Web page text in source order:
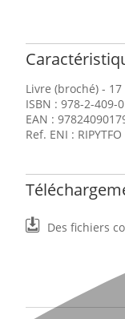
Livre (broché) - 17
ISBN : 978-2-409-
EAN :
Ref. ENI : RIPYTFO
Des fichiers